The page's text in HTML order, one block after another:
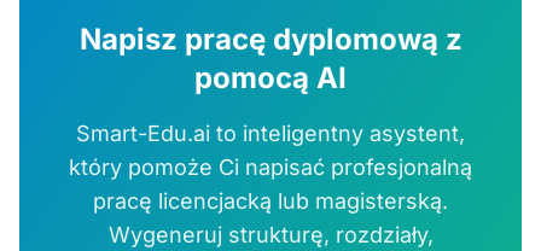
Napisz pracę dyplomową z
pomocą AI
Smart-Edu.ai to inteligentny asystent,
który pomoże Ci napisać profesjonalną
pracę licencjacką lub magisterską.
Wygeneruj strukturę, rozdziały,